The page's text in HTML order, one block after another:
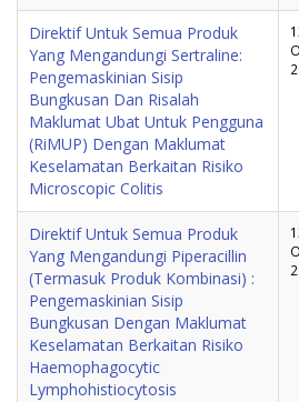
Direktif Untuk Semua Produk
Yang Mengandungi Sertraline:
Pengemaskinian Sisip
Bungkusan Dan Risalah
Maklumat Ubat Untuk Pengguna
(RiMUP) Dengan Maklumat
Keselamatan Berkaitan Risiko
Microscopic Colitis
Direktif Untuk Semua Produk
Yang Mengandungi Piperacillin
(Termasuk Produk Kombinasi) :
Pengemaskinian Sisip
Bungkusan Dengan Maklumat
Keselamatan Berkaitan Risiko
Haemophagocytic
Lymphohistiocytosis